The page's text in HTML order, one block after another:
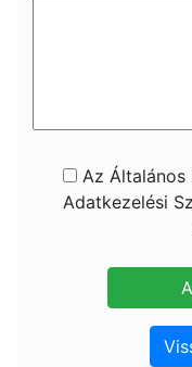
Az Általános
Adatkezelési